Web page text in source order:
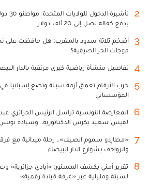
2
بدفع كفالة تصل إلى 20 ألف دولار
3
أضخم ثلاثة سدود بالمغرب: هل حافظت على
موجات الحر الصيفية؟
4 تفاصيل منشأة رياضية كبرى مرتقبة بالدار
5
حرب الأرقام تعمق أزمة سبتة وتضع إسبانيا
المؤسساتي
6
المعارضة التونسية تراسل الرئيس الجزائري
لقيس سعيد يكرس الدكتاتورية.. وسيادة
7
«مطارِدو سموم الصيف».. رحلة ميدانية مع
والزواحف بشوارع الدار البيضاء
8
تقرير أمني يكشف المستور: «أيادي جزائرية»
لسبتة ومليلية عبر «غرفة قيادة رقمية»